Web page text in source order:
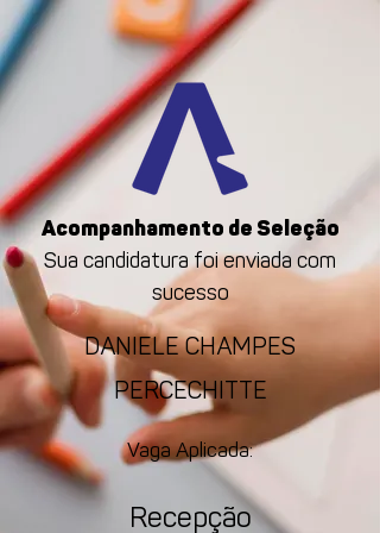
Acompanhamento de Seleção
Sua candidatura foi enviada com
sucesso
DANIELE CHAMPES
PERCECHITTE
Vaga Aplicada:
Recepção